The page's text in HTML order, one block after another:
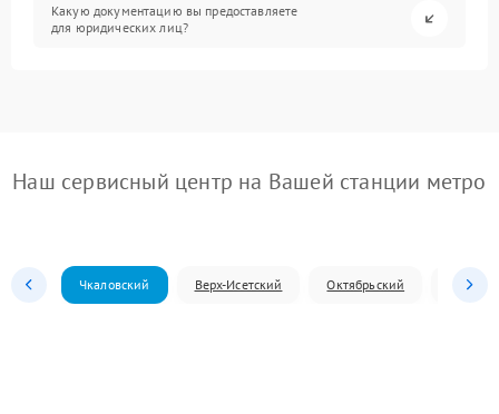
Какую документацию вы предоставляете
для юридических лиц?
Наш сервисный центр на Вашей станции метро
Чкаловский Верх-Исетский Октябрьский